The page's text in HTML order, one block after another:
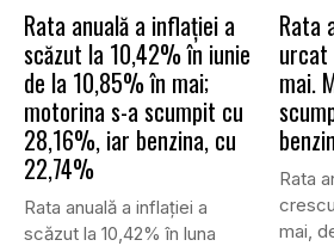
Rata anuală a inflației a
scăzut la 10,42% în iunie
de la 10,85% în mai;
motorina s-a scumpit cu
28,16%, iar benzina, cu
22,74%
Rata anuală a inflației a
scăzut la 10,42% în luna
Rata
urcat
mai.
Rata
mai,